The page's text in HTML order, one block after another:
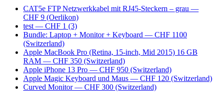
CAT5e FTP Netzwerkkabel mit RJ45-Steckern – grau —
CHF 9 (Oerlikon)
test — CHF 1 (3)
Bundle: Laptop + Monitor + Keyboard — CHF 1100
(Switzerland)
Apple MacBook Pro (Retina, 15-inch, Mid 2015) 16 GB
RAM — CHF 350 (Switzerland)
Apple iPhone 13 Pro — CHF 950 (Switzerland)
Apple Magic Keyboard und Maus — CHF 120 (Switzerland)
Curved Monitor— CHF 300 (Switzerland)